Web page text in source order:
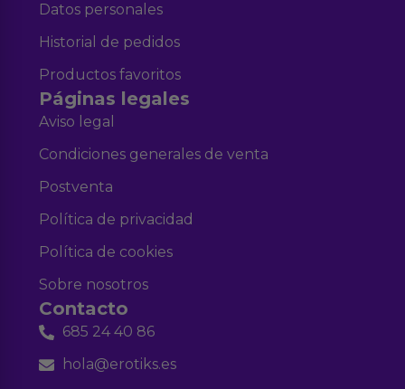
Datos personales
Historial de pedidos
Productos favoritos
Páginas legales
Aviso legal
Condiciones generales de venta
Postventa
Política de privacidad
Política de cookies
Sobre nosotros
Contacto
685 24 40 86
hola@erotiks.es